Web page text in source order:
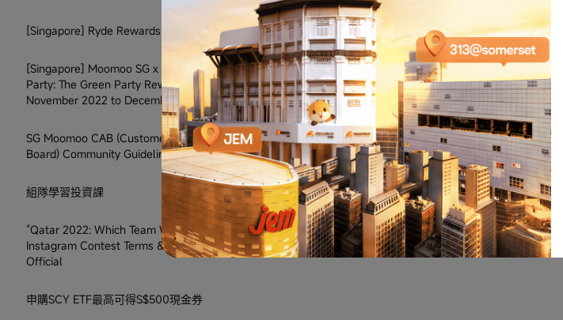
[Singapore] Ryde Rewards - March 2023
[Singapore] Moomoo SG x The Green
Party: The Green Party Rewards -
November 2022 to December 2022
SG Moomoo CAB (Customer Advisory
Board) Community Guidelines
組隊學習投資課
“Qatar 2022: Which Team Will Win?”
Instagram Contest Terms & Conditions
Official
申購SCY ETF最高可得S$500現金券